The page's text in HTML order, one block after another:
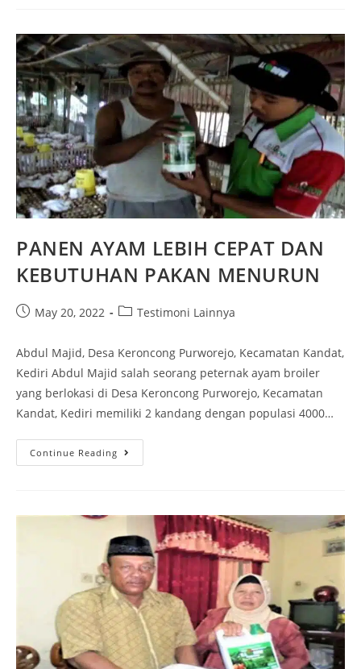
PANEN AYAM LEBIH CEPAT DAN
KEBUTUHAN PAKAN MENURUN
May 20, 2022 Testimoni Lainnya
Abdul Majid, Desa Keroncong Purworejo, Kecamatan Kandat,
Kediri Abdul Majid salah seorang peternak ayam broiler
yang berlokasi di Desa Keroncong Purworejo, Kecamatan
Kandat, Kediri memiliki 2 kandang dengan populasi 4000…
Continue Reading